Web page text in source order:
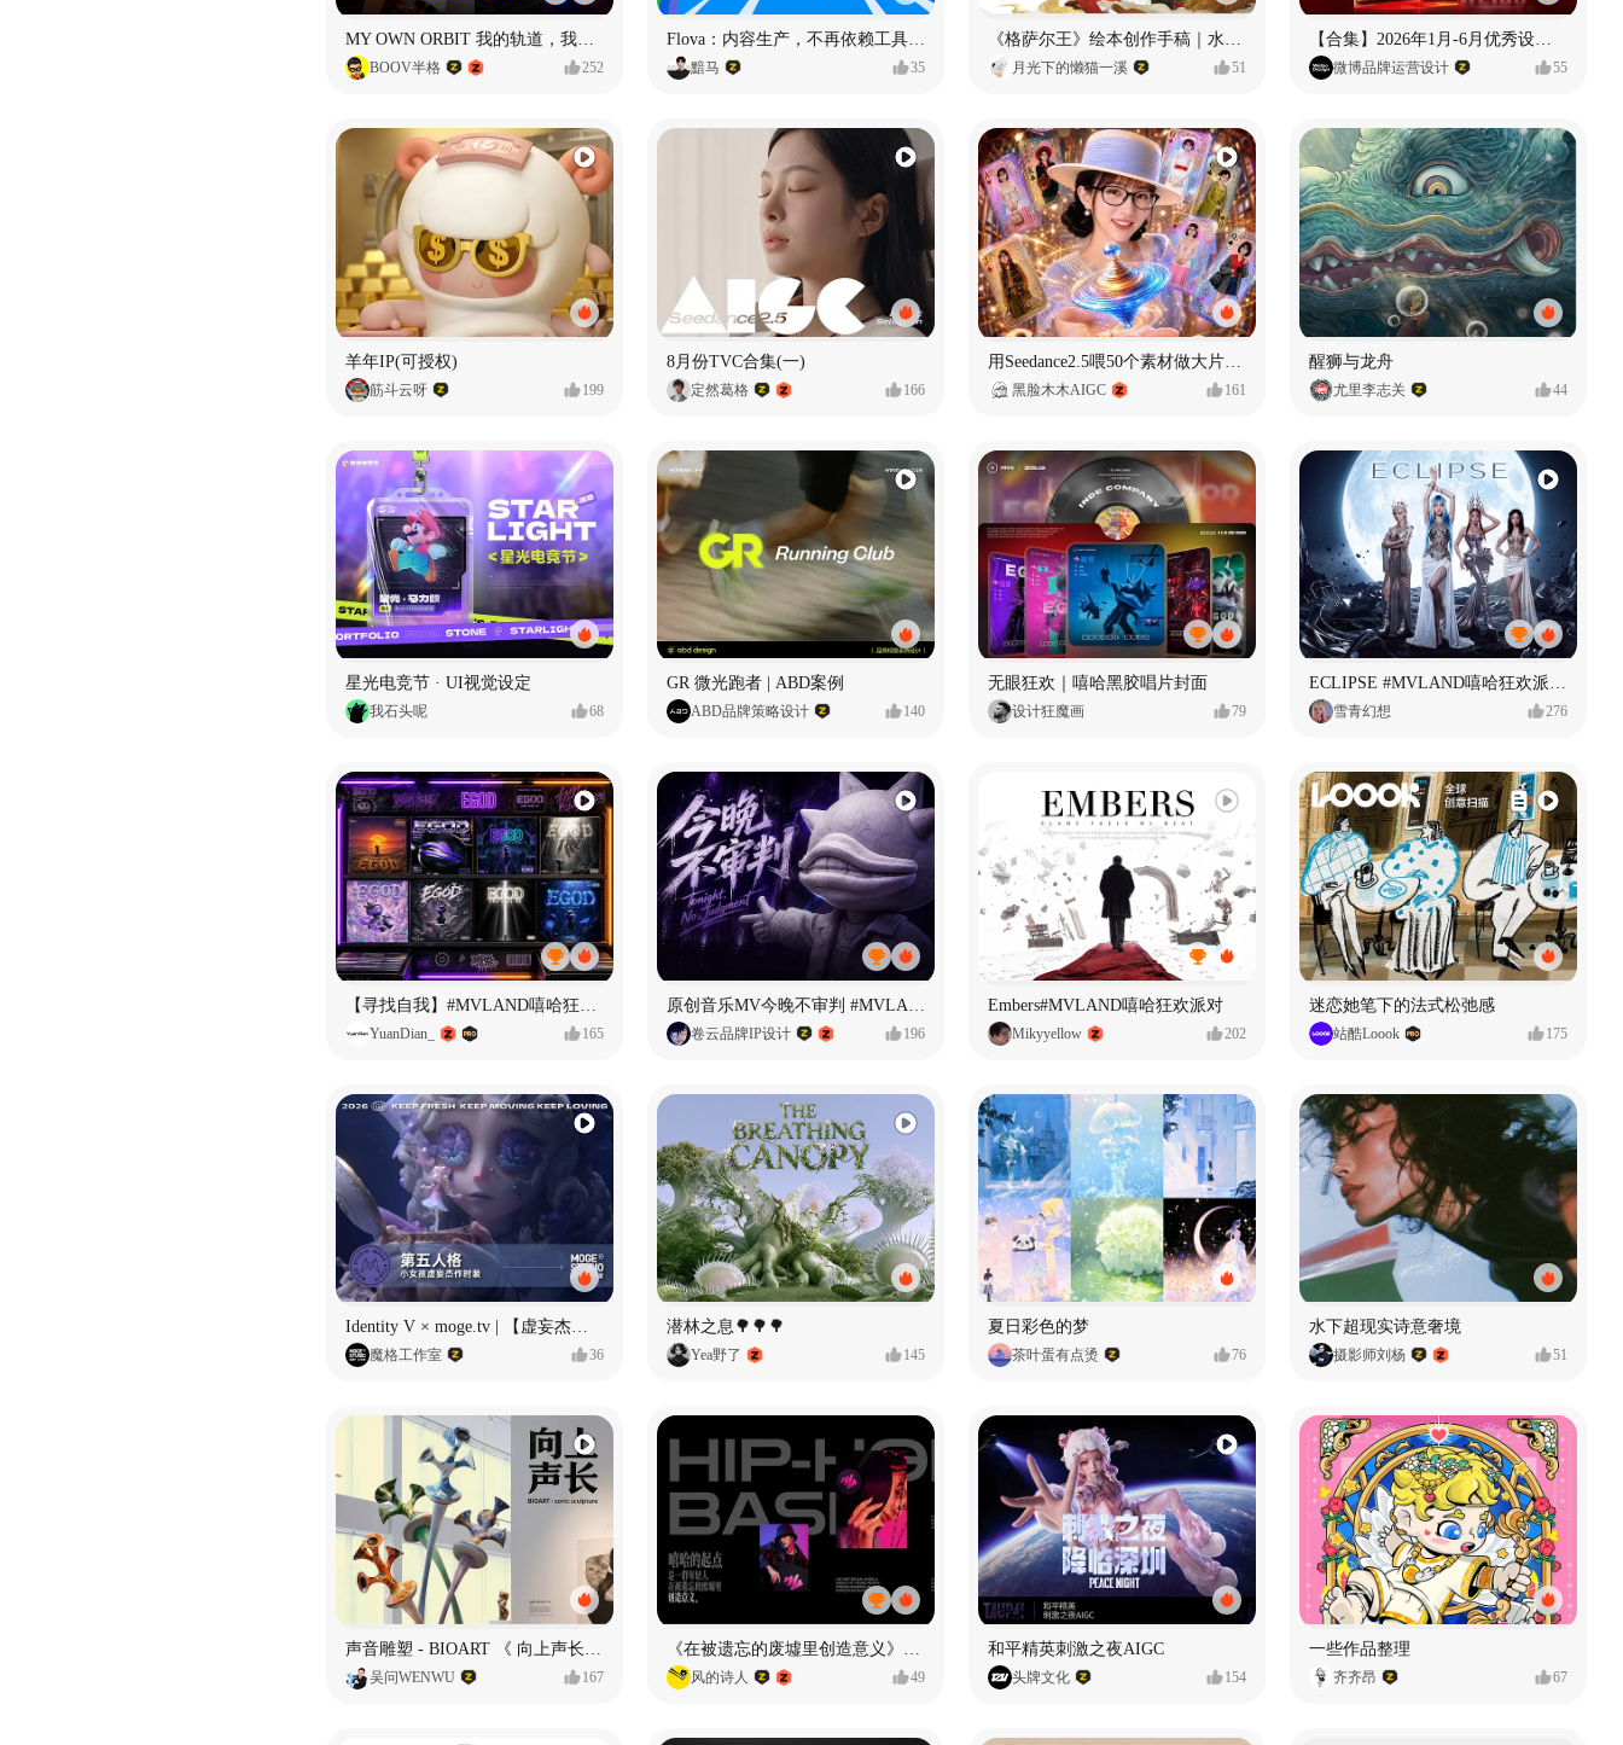
MY OWN ORBIT 我的轨道，我的定义#MVLAND嘻哈狂欢派对
BOOV半格 252
Flova：内容生产，不再依赖工具切换
黯马 35
《格萨尔王》绘本创作手稿｜水彩墨韵下的史诗回响
月光下的懒猫一溪 51
【合集】2026年1月-6月优秀设计作品（上）
微博品牌运营设计 55
羊年IP(可授权)
筋斗云呀 199
8月份TVC合集(一)
定然葛格 166 黑脸木木AIGC 161
醒狮与龙舟
尤里李志关 44
星光电竞节 · UI视觉设定
我石头呢 68
GR 微光跑者 | ABD案例
ABD品牌策略设计 140
无眼狂欢｜嘻哈黑胶唱片封面
设计狂魔画 79
ECLIPSE #MVLAND嘻哈狂欢派对 女团MV
雪青幻想 276
YuanDian_ 165 卷云品牌IP设计 196
Embers#MVLAND嘻哈狂欢派对
Mikyyellow 202
迷恋她笔下的法式松弛感
站酷Loook 175
Identity V × moge.tv | 【虚妄杰作时装】“小女孩”
魔格工作室 36
潜林之息🌳🌳🌳
Yea野了 145
夏日彩色的梦
茶叶蛋有点烫 76
水下超现实诗意奢境
摄影师刘杨 51
吴问WENWU 167 风的诗人 49
和平精英刺激之夜AIGC
头牌文化 154
一些作品整理
齐齐昂 67